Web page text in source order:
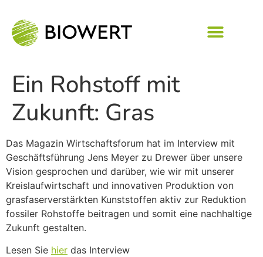
Ein Rohstoff mit
Zukunft: Gras
Das Magazin Wirtschaftsforum hat im Interview mit
Geschäftsführung Jens Meyer zu Drewer über unsere
Vision gesprochen und darüber, wie wir mit unserer
Kreislaufwirtschaft und innovativen Produktion von
grasfaserverstärkten Kunststoffen aktiv zur Reduktion
fossiler Rohstoffe beitragen und somit eine nachhaltige
Zukunft gestalten.
Lesen Sie hier das Interview